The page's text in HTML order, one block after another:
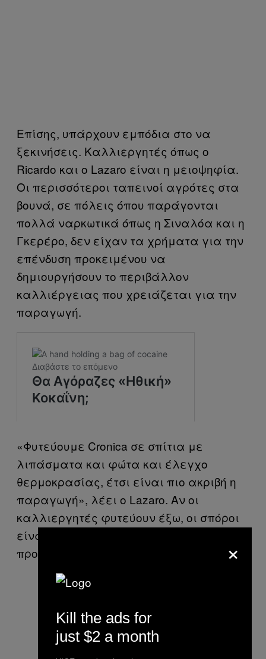
Επίσης, υπάρχουν εμπόδια στο να
ξεκινήσεις. Καλλιεργητές όπως ο
Ricardo και ο Lazaro είναι η μειοψηφία.
Οι περισσότεροι ταπεινοί αγρότες στα
βουνά, σε πόλεις όπου παράγονται
πολλά ναρκωτικά όπως η Σιναλόα και η
Γκερέρο, δεν είχαν τα χρήματα για την
επένδυση προκειμένου να
δημιουργήσουν το περιβάλλον
καλλιέργειας που χρειάζεται για την
παραγωγή.
«Φυτεύουμε Cronica σε σπίτια με
λιπάσματα και φώτα και έλεγχο
θερμοκρασίας, έτσι είναι πιο ακριβή η
παραγωγή», λέει ο Lazaro. Αν οι
καλλιεργητές φυτεύουν έξω, οι σπόροι
είναι πιο ακριβοί και τα λιπάσματα
προσθέτουν κόστος.
×
Kill the ads for
just $2 a month